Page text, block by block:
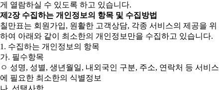
게 열람하실 수 있도록 하고 있습니다.
제2장 수집하는 개인정보의 항목 및 수집방법
칠만표는 회원가입, 원활한 고객상담, 각종 서비스의 제공을 위
하여 아래와 같이 최소한의 개인정보만을 수집하고 있습니다.
1. 수집하는 개인정보의 항목
가. 필수항목
ㅇ 성명, 성별, 생년월일, 내외국인 구분, 주소, 연락처 등 서비스
에 필요한 최소한의 식별정보
나. 선택사항